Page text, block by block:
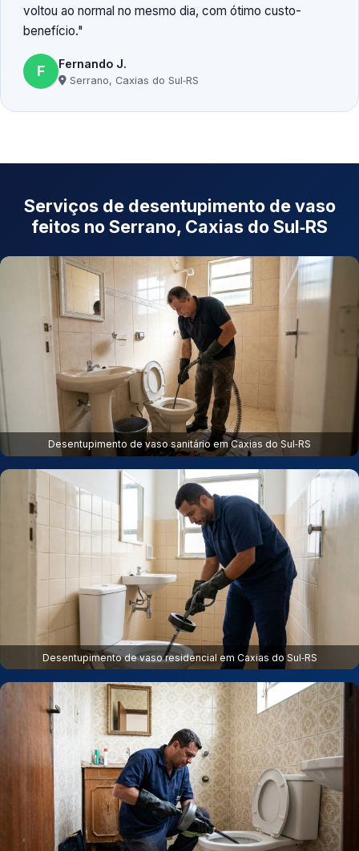
voltou ao normal no mesmo dia, com ótimo custo-
benefício.
F Fernando J.
Serrano, Caxias do Sul‑RS
Serviços de desentupimento de vaso
feitos no Serrano, Caxias do Sul‑RS
Desentupimento de vaso sanitário em Caxias do Sul‑RS
Desentupimento de vaso residencial em Caxias do Sul‑RS